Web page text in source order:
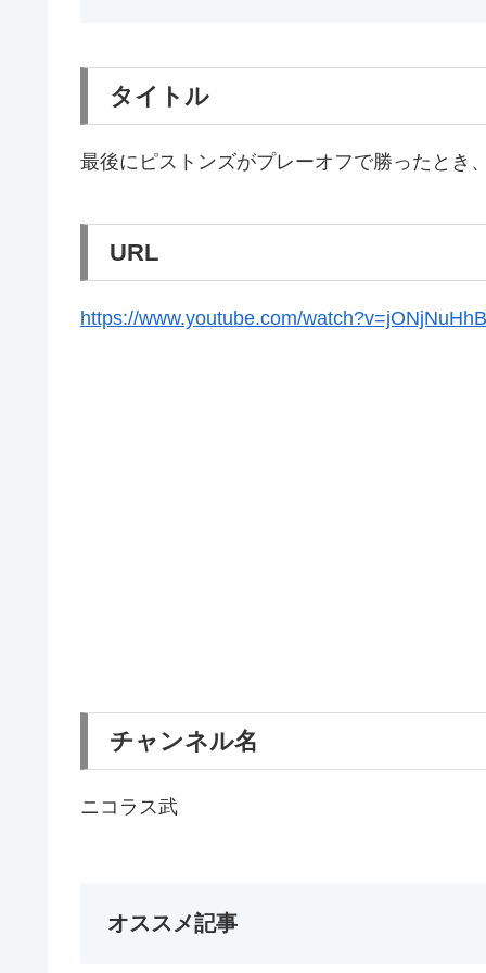
タイトル
最後にピストンズがプレーオフで勝ったとき
URL
https://www.youtube.com/
チャンネル名
ニコラス武
オススメ記事